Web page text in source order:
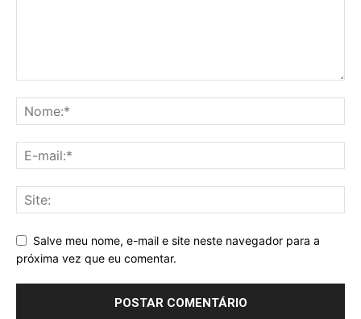
Salve meu nome, e-mail e site neste navegador para a
próxima vez que eu comentar.